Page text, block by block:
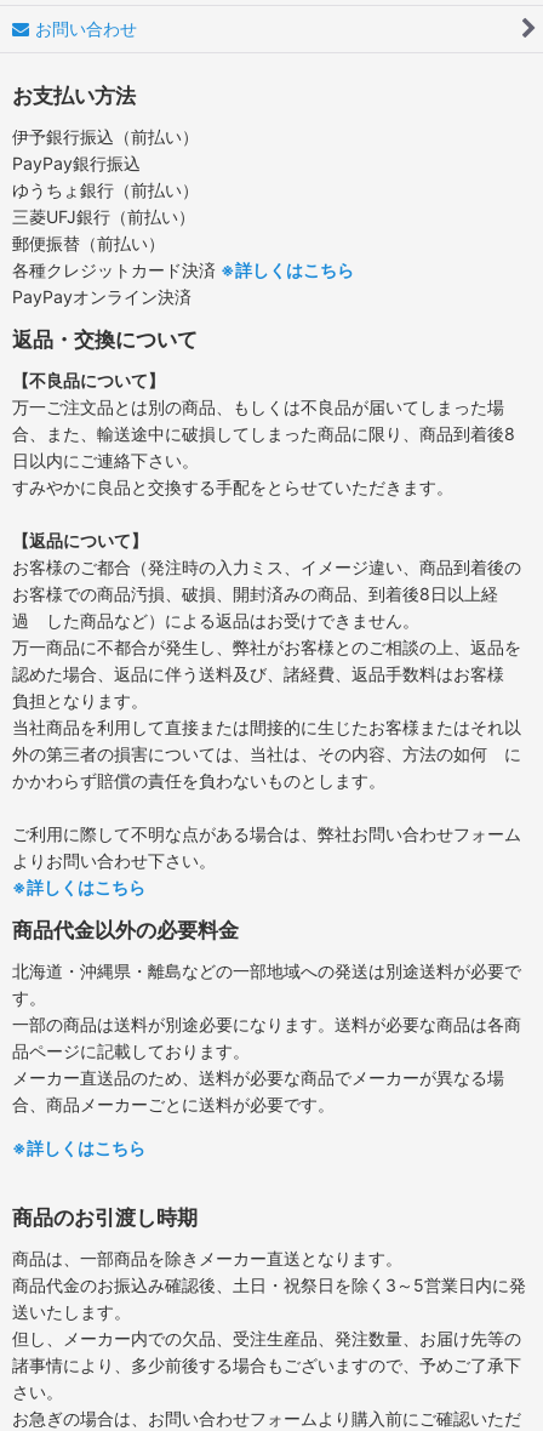
お問い合わせ
お支払い方法
伊予銀行振込（前払い）
PayPay銀行振込
ゆうちょ銀行（前払い）
三菱UFJ銀行（前払い）
郵便振替（前払い）
各種クレジットカード決済 ※詳しくはこちら
PayPayオンライン決済
返品・交換について
【不良品について】
万一ご注文品とは別の商品、もしくは不良品が届いてしまった場
合、また、輸送途中に破損してしまった商品に限り、商品到着後8
日以内にご連絡下さい。
すみやかに良品と交換する手配をとらせていただきます。
【返品について】
お客様のご都合（発注時の入力ミス、イメージ違い、商品到着後の
お客様での商品汚損、破損、開封済みの商品、到着後8日以上経
過 した商品など）による返品はお受けできません。
万一商品に不都合が発生し、弊社がお客様とのご相談の上、返品を
認めた場合、返品に伴う送料及び、諸経費、返品手数料はお客様
負担となります。
当社商品を利用して直接または間接的に生じたお客様またはそれ以
外の第三者の損害については、当社は、その内容、方法の如何 に
かかわらず賠償の責任を負わないものとします。
ご利用に際して不明な点がある場合は、弊社お問い合わせフォーム
よりお問い合わせ下さい。
※詳しくはこちら
商品代金以外の必要料金
北海道・沖縄県・離島などの一部地域への発送は別途送料が必要で
す。
一部の商品は送料が別途必要になります。送料が必要な商品は各商
品ページに記載しております。
メーカー直送品のため、送料が必要な商品でメーカーが異なる場
合、商品メーカーごとに送料が必要です。
※詳しくはこちら
商品のお引渡し時期
商品は、一部商品を除きメーカー直送となります。
商品代金のお振込み確認後、土日・祝祭日を除く3～5営業日内に発
送いたします。
但し、メーカー内での欠品、受注生産品、発注数量、お届け先等の
諸事情により、多少前後する場合もございますので、予めご了承下
さい。
お急ぎの場合は、お問い合わせフォームより購入前にご確認いただ